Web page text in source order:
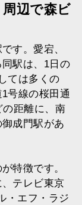
辺で森ビ
す。愛宕、
駅は、1日の
ては多くの
号線の桜田通
の距離に、南
成門駅があ
特徴です。
テレビ東京
・エフ・ラジ